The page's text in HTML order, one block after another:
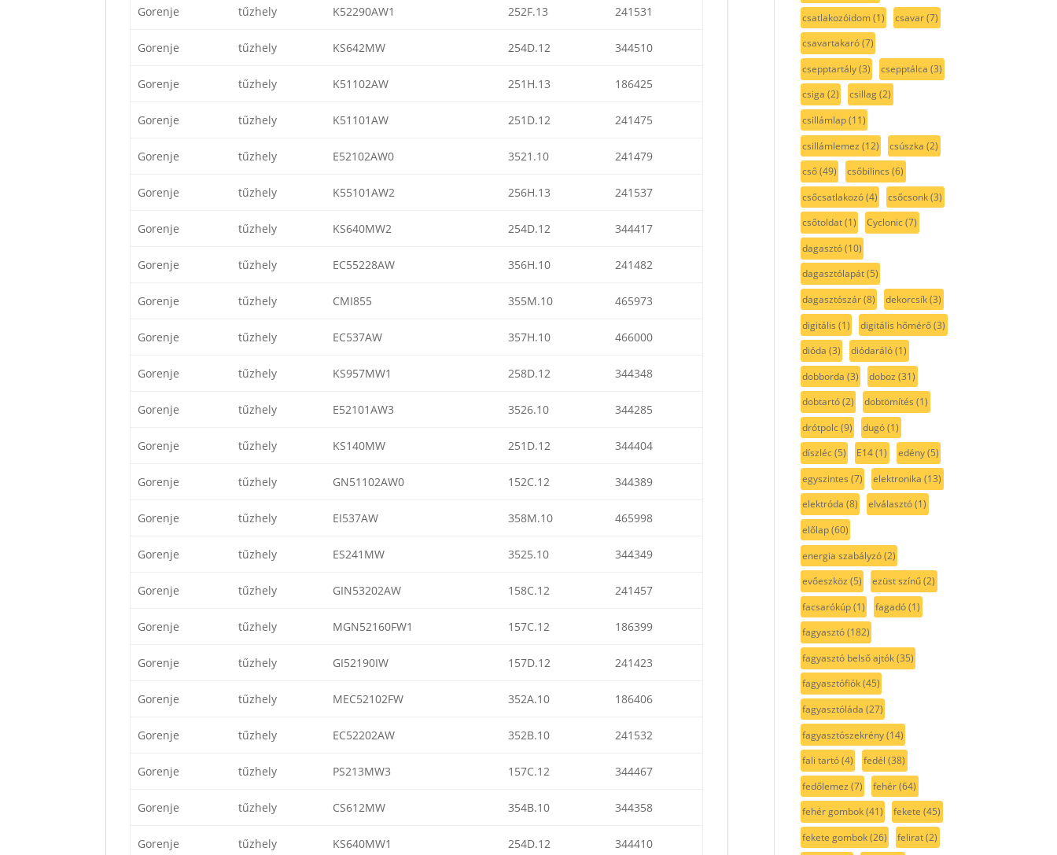
Gorenje tűzhely K52290AW1 252F.13 241531
Gorenje tűzhely KS642MW 254D.12 344510
Gorenje tűzhely K51102AW 251H.13 186425
Gorenje tűzhely K51101AW 251D.12 241475
Gorenje tűzhely E52102AW0 3521.10 241479
Gorenje tűzhely K55101AW2 256H.13 241537
Gorenje tűzhely KS640MW2 254D.12 344417
Gorenje tűzhely EC55228AW 356H.10 241482
Gorenje tűzhely CMI855 355M.10 465973
Gorenje tűzhely EC537AW 357H.10 466000
Gorenje tűzhely KS957MW1 258D.12 344348
Gorenje tűzhely E52101AW3 3526.10 344285
Gorenje tűzhely KS140MW 251D.12 344404
Gorenje tűzhely GN51102AW0 152C.12 344389
Gorenje tűzhely EI537AW 358M.10 465998
Gorenje tűzhely ES241MW 3525.10 344349
Gorenje tűzhely GIN53202AW 158C.12 241457
Gorenje tűzhely MGN52160FW1 157C.12 186399
Gorenje tűzhely GI52190IW 157D.12 241423
Gorenje tűzhely MEC52102FW 352A.10 186406
Gorenje tűzhely EC52202AW 352B.10 241532
Gorenje tűzhely PS213MW3 157C.12 344467
Gorenje tűzhely CS612MW 354B.10 344358
Gorenje tűzhely KS640MW1 254D.12 344410
csatlakozóidom(1) csavar(7)
csavartakaró(7)
csepptartály(3) csepptálca (3)
csiga (2) csillag(2)
csillámlap(11)
csillámlemez (12) csúszka (2)
cső(49) csőbilincs (6)
csőcsatlakozó(4) csőcsonk(3)
csőtoldat(1) Cyclonic(7)
dagasztó(10)
dagasztólapát(5)
dagasztószár(8) dekorcsík(3)
digitális (1) digitális hőmérő(3)
dióda (3) diódaráló(1)
dobborda (3) doboz (31)
dobtartó(2) dobtömítés (1)
drótpolc(9) dugó(1)
díszléc(5) E14(1) edény(5)
egyszintes (7) elektronika (13)
elektróda (8) elválasztó(1)
előlap(60)
energia szabályzó(2)
evőeszköz (5) ezüst színű(2)
facsarókúp(1) fagadó(1)
fagyasztó(182)
fagyasztó belső ajtók(35)
fagyasztófiók(45)
fagyasztóláda (27)
fagyasztószekrény(14)
fali tartó(4) fedél (38)
fedőlemez (7) fehér(64)
fehér gombok(41) fekete (45)
fekete gombok(26) felirat(2)